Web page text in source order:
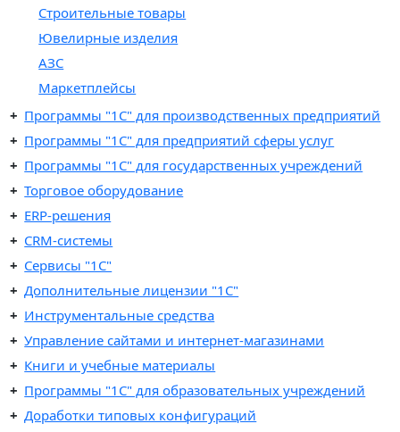
Строительные товары
Ювелирные изделия
АЗС
Маркетплейсы
Программы "1C" для производственных предприятий
Программы "1C" для предприятий сферы услуг
Программы "1С" для государственных учреждений
Торговое оборудование
ERP-решения
CRM-системы
Сервисы "1С"
Дополнительные лицензии "1С"
Инструментальные средства
Управление сайтами и интернет-магазинами
Книги и учебные материалы
Программы "1С" для образовательных учреждений
Доработки типовых конфигураций